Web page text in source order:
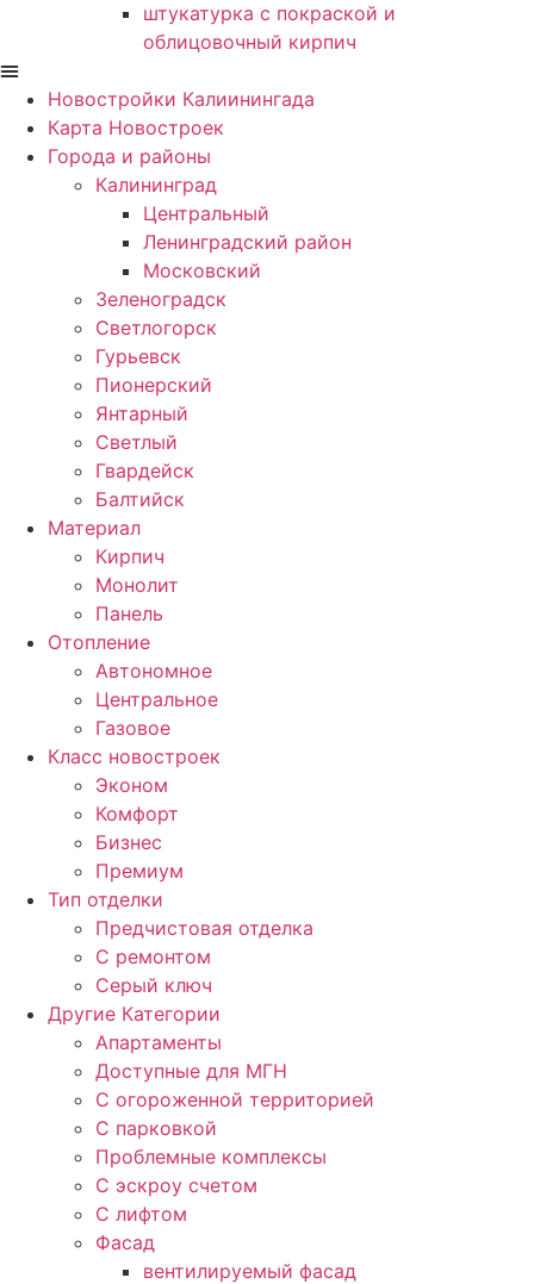
штукатурка с покраской и
облицовочный кирпич
Новостройки Калиинингада
Карта Новостроек
Города и районы
Калининград
Центральный
Ленинградский район
Московский
Зеленоградск
Светлогорск
Гурьевск
Пионерский
Янтарный
Светлый
Гвардейск
Балтийск
Материал
Кирпич
Монолит
Панель
Отопление
Автономное
Центральное
Газовое
Класс новостроек
Эконом
Комфорт
Бизнес
Премиум
Тип отделки
Предчистовая отделка
С ремонтом
Серый ключ
Другие Категории
Апартаменты
Доступные для МГН
С огороженной территорией
С парковкой
Проблемные комплексы
С эскроу счетом
С лифтом
Фасад
вентилируемый фасад